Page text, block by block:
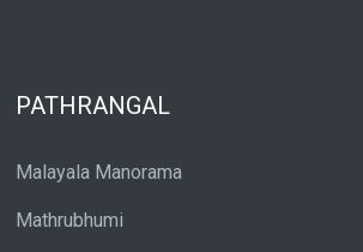
PATHRANGAL
Malayala Manorama
Mathrubhumi